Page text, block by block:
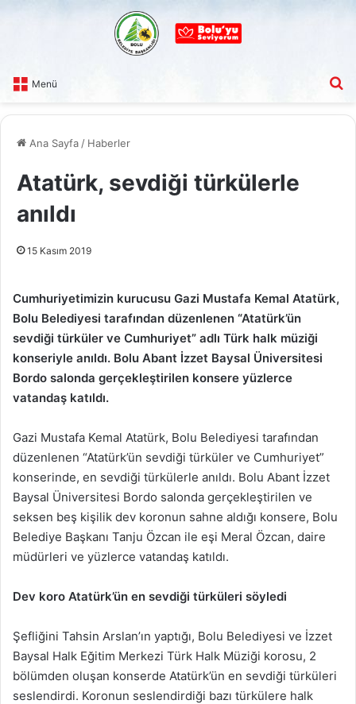
Menü
Ana Sayfa / Haberler
Atatürk, sevdiği türkülerle
anıldı
15 Kasım 2019
Cumhuriyetimizin kurucusu Gazi Mustafa Kemal Atatürk,
Bolu Belediyesi tarafından düzenlenen “Atatürk’ün
sevdiği türküler ve Cumhuriyet” adlı Türk halk müziği
konseriyle anıldı. Bolu Abant İzzet Baysal Üniversitesi
Bordo salonda gerçekleştirilen konsere yüzlerce
vatandaş katıldı.
Gazi Mustafa Kemal Atatürk, Bolu Belediyesi tarafından
düzenlenen “Atatürk’ün sevdiği türküler ve Cumhuriyet”
konserinde, en sevdiği türkülerle anıldı. Bolu Abant İzzet
Baysal Üniversitesi Bordo salonda gerçekleştirilen ve
seksen beş kişilik dev koronun sahne aldığı konsere, Bolu
Belediye Başkanı Tanju Özcan ile eşi Meral Özcan, daire
müdürleri ve yüzlerce vatandaş katıldı.
Dev koro Atatürk’ün en sevdiği türküleri söyledi
Şefliğini Tahsin Arslan’ın yaptığı, Bolu Belediyesi ve İzzet
Baysal Halk Eğitim Merkezi Türk Halk Müziği korosu, 2
bölümden oluşan konserde Atatürk’ün en sevdiği türküleri
seslendirdi. Koronun seslendirdiği bazı türkülere halk